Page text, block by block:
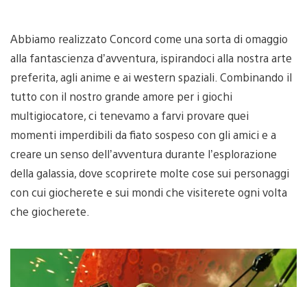
Abbiamo realizzato Concord come una sorta di omaggio
alla fantascienza d’avventura, ispirandoci alla nostra arte
preferita, agli anime e ai western spaziali. Combinando il
tutto con il nostro grande amore per i giochi
multigiocatore, ci tenevamo a farvi provare quei
momenti imperdibili da fiato sospeso con gli amici e a
creare un senso dell’avventura durante l’esplorazione
della galassia, dove scoprirete molte cose sui personaggi
con cui giocherete e sui mondi che visiterete ogni volta
che giocherete.